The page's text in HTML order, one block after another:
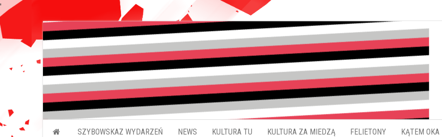
'
do
treści
Pokładykultury.eu
SZYBOWSKAZ WYDARZEŃ NEWS KULTURA TU KULTURA ZA MIEDZĄ FELIETONY KĄTEM OKA